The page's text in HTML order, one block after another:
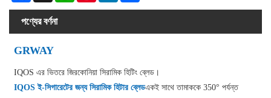
পণ্যের বর্ণনা
GRWAY
IQOS এর ভিতরে জিরকোনিয়া সিরামিক হিটিং ব্লেড।
IQOS ই-সিগারেটের জন্য সিরামিক হিটার ব্লেডএকই সাথে তামাককে 350° পর্যন্ত